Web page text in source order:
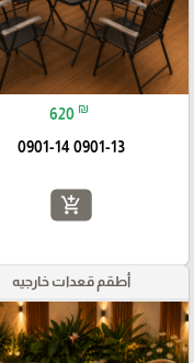
620 ₪
0901-13 0901-14
add_shopping_cart
أطقم قعدات خارجيه